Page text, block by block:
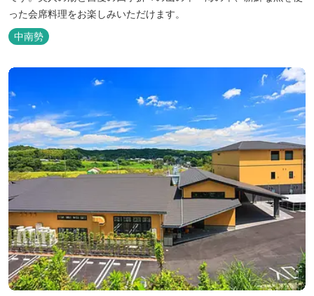
った会席料理をお楽しみいただけます。
中南勢